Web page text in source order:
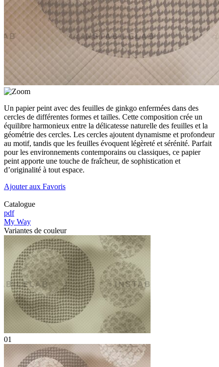
Un papier peint avec des feuilles de ginkgo enfermées dans des
cercles de différentes formes et tailles. Cette composition crée un
équilibre harmonieux entre la délicatesse naturelle des feuilles et la
géométrie des cercles. Les cercles ajoutent dynamisme et profondeur
au motif, tandis que les feuilles évoquent légèreté et sérénité. Parfait
pour les environnements contemporains ou classiques, ce papier
peint apporte une touche de fraîcheur, de sophistication et
d’originalité à tout espace.
Ajouter aux Favoris
Catalogue
pdf
My Way
Variantes de couleur
01